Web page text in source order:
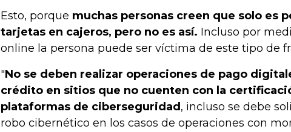
Esto, porque muchas personas creen que solo es
tarjetas en cajeros, pero no es así. Incluso por
online la persona puede ser víctima de este tipo de
"No se deben realizar operaciones de pago
crédito en sitios que no cuenten con la
plataformas de ciberseguridad , incluso se debe
robo cibernético en los casos de operaciones con